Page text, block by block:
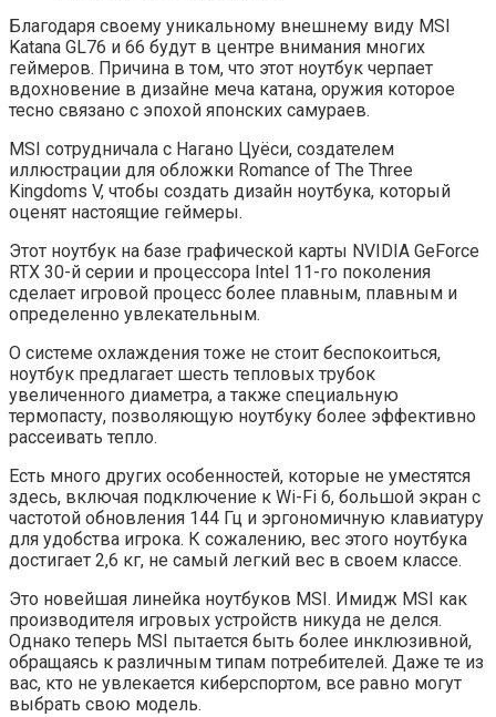
Благодаря своему уникальному внешнему виду MSI
Katana GL76 и 66 будут в центре внимания многих
геймеров. Причина в том, что этот ноутбук черпает
вдохновение в дизайне меча катана, оружия которое
тесно связано с эпохой японских самураев.
MSI сотрудничала с Нагано Цуёси, создателем
иллюстрации для обложки Romance of The Three
Kingdoms V, чтобы создать дизайн ноутбука, который
оценят настоящие геймеры.
Этот ноутбук на базе графической карты NVIDIA GeForce
RTX 30-й серии и процессора Intel 11-го поколения
сделает игровой процесс более плавным, плавным и
определенно увлекательным.
О системе охлаждения тоже не стоит беспокоиться,
ноутбук предлагает шесть тепловых трубок
увеличенного диаметра, а также специальную
термопасту, позволяющую ноутбуку более эффективно
рассеивать тепло.
Есть много других особенностей, которые не уместятся
здесь, включая подключение к Wi-Fi 6, большой экран с
частотой обновления 144 Гц и эргономичную клавиатуру
для удобства игрока. К сожалению, вес этого ноутбука
достигает 2,6 кг, не самый легкий вес в своем классе.
Это новейшая линейка ноутбуков MSI. Имидж MSI как
производителя игровых устройств никуда не делся.
Однако теперь MSI пытается быть более инклюзивной,
обращаясь к различным типам потребителей. Даже те из
вас, кто не увлекается киберспортом, все равно могут
выбрать свою модель.